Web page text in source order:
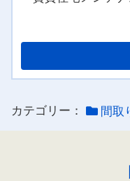
カテゴリー： 間取